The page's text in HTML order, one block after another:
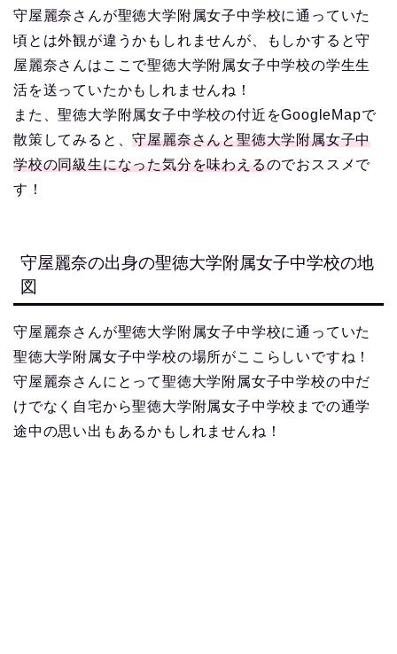
守屋麗奈さんが聖徳大学附属女子中学校に通っていた
頃とは外観が違うかもしれませんが、もしかすると守
屋麗奈さんはここで聖徳大学附属女子中学校の学生生
活を送っていたかもしれませんね！
また、聖徳大学附属女子中学校の付近をGoogleMapで
散策してみると、守屋麗奈さんと聖徳大学附属女子中
学校の同級生になった気分を味わえるのでおススメで
す！
守屋麗奈の出身の聖徳大学附属女子中学校の地
図
守屋麗奈さんが聖徳大学附属女子中学校に通っていた
聖徳大学附属女子中学校の場所がここらしいですね！
守屋麗奈さんにとって聖徳大学附属女子中学校の中だ
けでなく自宅から聖徳大学附属女子中学校までの通学
途中の思い出もあるかもしれませんね！